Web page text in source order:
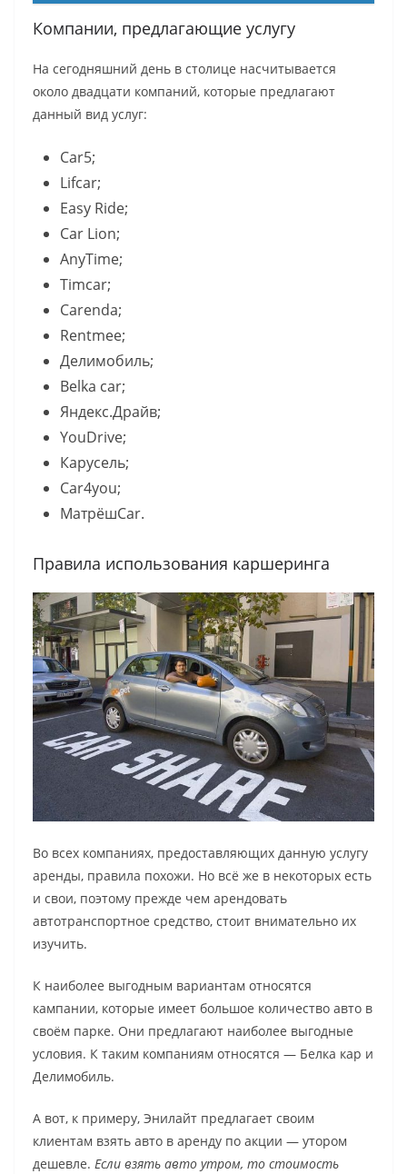
Компании, предлагающие услугу
На сегодняшний день в столице насчитывается
около двадцати компаний, которые предлагают
данный вид услуг:
Car5;
Lifcar;
Easy Ride;
Car Lion;
AnyTime;
Timcar;
Carenda;
Rentmee;
Делимобиль;
Belka car;
Яндекс.Драйв;
YouDrive;
Карусель;
Car4you;
МатрёшCar.
Правила использования каршеринга
Во всех компаниях, предоставляющих данную услугу
аренды, правила похожи. Но всё же в некоторых есть
и свои, поэтому прежде чем арендовать
автотранспортное средство, стоит внимательно их
изучить.
К наиболее выгодным вариантам относятся
кампании, которые имеет большое количество авто в
своём парке. Они предлагают наиболее выгодные
условия. К таким компаниям относятся — Белка кар и
Делимобиль.
А вот, к примеру, Энилайт предлагает своим
клиентам взять авто в аренду по акции — утором
дешевле. Если взять авто утром, то стоимость